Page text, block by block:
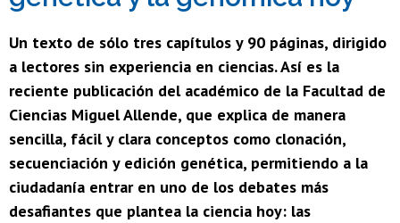
Un texto de sólo tres capítulos y 90 páginas, dirigido
a lectores sin experiencia en ciencias. Así es la
reciente publicación del académico de la Facultad de
Ciencias Miguel Allende, que explica de manera
sencilla, fácil y clara conceptos como clonación,
secuenciación y edición genética, permitiendo a la
ciudadanía entrar en uno de los debates más
desafiantes que plantea la ciencia hoy: las